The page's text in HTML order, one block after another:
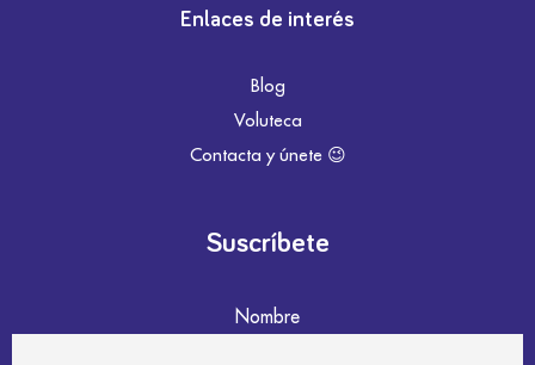
Enlaces de interés
Blog
Voluteca
Contacta y únete 😉
Suscríbete
Nombre